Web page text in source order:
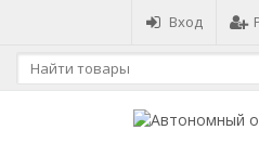
Вход